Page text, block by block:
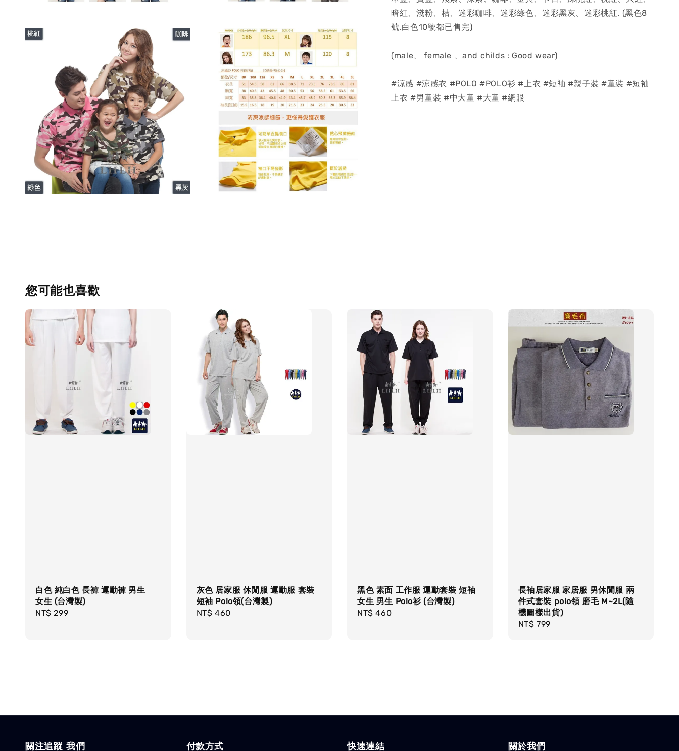
暗紅、淺粉、桔、迷彩咖啡、迷彩綠色、迷彩黑灰、迷彩桃紅. (黑色8
號.白色10號都已售完)
(male、 female 、and childs : Good wear)
#涼感 #涼感衣 #POLO #POLO衫 #上衣 #短袖 #親子裝 #童裝 #短袖
上衣 #男童裝 #中大童 #大童 #網眼
您可能也喜歡
白色 純白色 長褲 運動褲 男生
女生 (台灣製)
Regular
NT$ 299
灰色 居家服 休閒服 運動服 套裝
短袖 Polo領(台灣製)
Regular
NT$ 460
黑色 素面 工作服 運動套裝 短袖
女生 男生 Polo衫 (台灣製)
Regular
NT$ 460
長袖居家服 家居服 男休閒服 兩
件式套裝 polo領 磨毛 M~2L(隨
機圖樣出貨)
Regular
NT$ 799
關注追蹤 我們 付款方式 快速連結 關於我們